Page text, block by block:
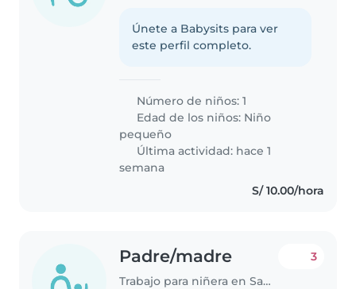
Únete a Babysits para ver
este perfil completo.
Número de niños: 1
Edad de los niños: Niño
pequeño
Última actividad: hace 1
semana
S/ 10.00/hora
Padre/madre
Trabajo para niñera en Santa Anita - Los Ficus
3